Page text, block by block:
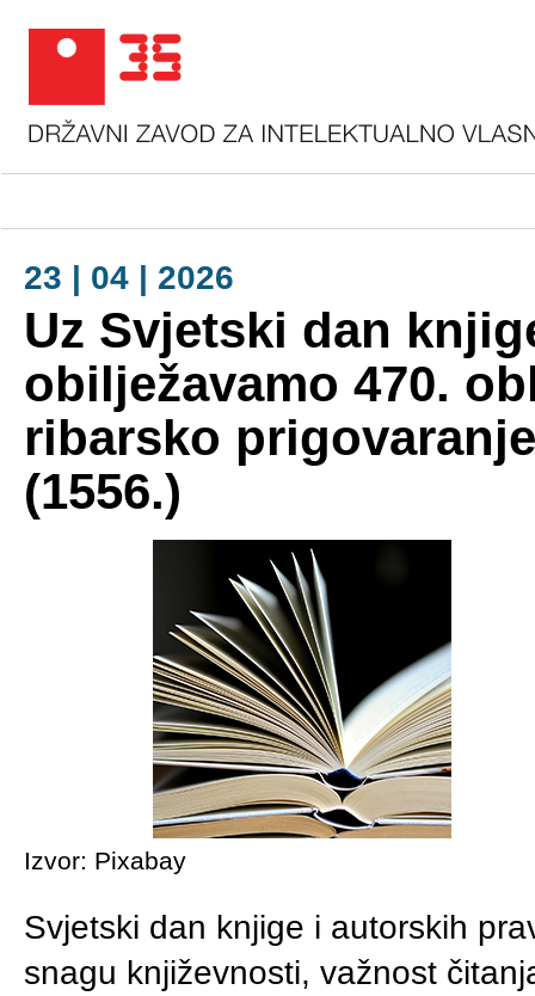
23 | 04 | 2026
Uz Svjetski dan
obilježavamo 470.
ribarsko
(1556.)
Izvor: Pixabay
Svjetski dan knjige i autorskih
snagu književnosti, važnost